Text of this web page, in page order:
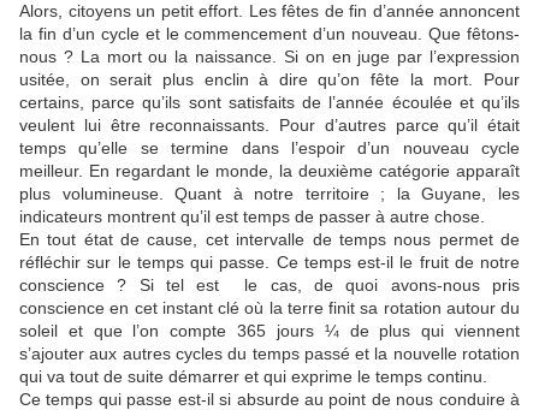
Alors, citoyens un petit effort. Les fêtes de fin d’année annoncent
la fin d’un cycle et le commencement d’un nouveau. Que fêtons-
nous ? La mort ou la naissance. Si on en juge par l’expression
usitée, on serait plus enclin à dire qu’on fête la mort. Pour
certains, parce qu’ils sont satisfaits de l’année écoulée et qu’ils
veulent lui être reconnaissants. Pour d’autres parce qu’il était
temps qu’elle se termine dans l’espoir d’un nouveau cycle
meilleur. En regardant le monde, la deuxième catégorie apparaît
plus volumineuse. Quant à notre territoire ; la Guyane, les
indicateurs montrent qu’il est temps de passer à autre chose.
En tout état de cause, cet intervalle de temps nous permet de
réfléchir sur le temps qui passe. Ce temps est-il le fruit de notre
conscience ? Si tel est le cas, de quoi avons-nous pris
conscience en cet instant clé où la terre finit sa rotation autour du
soleil et que l’on compte 365 jours ¼ de plus qui viennent
s’ajouter aux autres cycles du temps passé et la nouvelle rotation
qui va tout de suite démarrer et qui exprime le temps continu.
Ce temps qui passe est-il si absurde au point de nous conduire à